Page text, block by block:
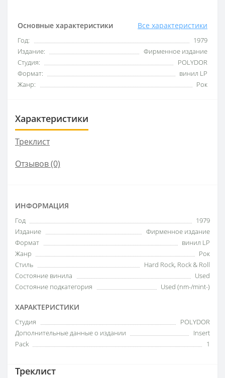
Основные характеристики Все характеристики
Год:
1979
Издание:
Фирменное издание
Студия:
POLYDOR
Формат:
винил LP
Жанр:
Рок
Характеристики
Треклист
Отзывов (0)
ИНФОРМАЦИЯ
Год
1979
Издание
Фирменное издание
Формат
винил LP
Жанр
Рок
Стиль
Hard Rock, Rock & Roll
Состояние винила
Used
Состояние подкатегория
Used (nm-/mint-)
ХАРАКТЕРИСТИКИ
Студия
POLYDOR
Дополнительные данные о издании
Insert
Pack
1
Треклист